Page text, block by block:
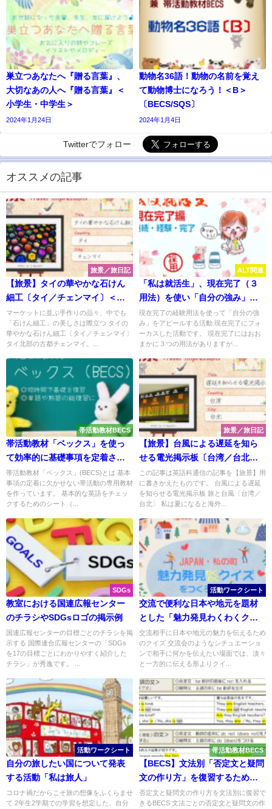
巣立つあなたへ『贈る言葉』、
大切なあの人へ『贈る言葉』＜
小学生・中学生＞
2024年1月24日
動物名36語！動物の名前を覚え
て動物博士になろう！＜B＞
〔BECS/SQS〕
2024年1月4日
Twitterでフォロー
オススメの記事
旅景／旅日記
【旅景】タイの華やかな石けん
細工〔タイ／チェンマイ〕＜
Kids＞
マーケットに並ぶ手作りの品々、中でも
「石けん細工」の美しさは際立つ タイの
華やかな石けん細工〔タイ／チェンマイ〕
タイ北部の古都チェンマイ。...
ALT関連
「私は就活生」、現在完了（３
用法）を使い「自分の強み」を
アピールする活動
現在完了の経験用法を使って「自分の強
み」をアピールする活動 現在完了にフォ
ーカスした活動です。 現在完了にはおお
まかに３つの用法がありますが...
帯活動教材BECS
帯活動教材「ベックス」を使っ
て効率的に基礎事項を定着させ
る方法
帯活動教材「ベックス」(BECS)とは 基本
事項の定着に欠かせない帯活動の専用教材
を作っています。 基本的な英語をチェッ
クするためのシート（...
旅景／旅日記
【旅景】台風による遅延を知ら
せる電光掲示板〔台湾／台北〕
＜Kids＞
この記事は英語科通信の記事を【旅景】用
に書きかえたものです。 台風による遅延
を知らせる電光掲示板 旅と台風〔台湾／
台北〕 私は夏になると海外...
SDGs
教室における国連広報センター
のチラシやSDGsロゴの掲示例
国連広報センターの目標ごとのチラシを掲
示する 国際連合広報センターの「SDGs
を17の目標ごとにわかりやすく紹介した
チラシ」が秀逸です。 ...
活動ワークシート
交流で便利な日本や地元を題材
とした「魅力発見わくわくクイ
ズ」
交流相手に日本や地元の魅力を伝えるため
のクイズ 交流会のようなシチュエーショ
ンで相手に何かを伝えたい場面では、淡々
と一方的に伝える形よりクイ...
活動ワークシート
自分の旅したい国について発表
する活動「私は旅人」
コロナ禍だからこそ旅の想像をふくらませ
て 2年生2学期での学習を想定した、自分
帯活動教材BECS
【BECS】文法別「否定文と疑問
文の作り方」を復習するための
BECS
否定文と疑問文の作り方を文法別に復習で
きるBECS 文法ごとの否定文と疑問文の作